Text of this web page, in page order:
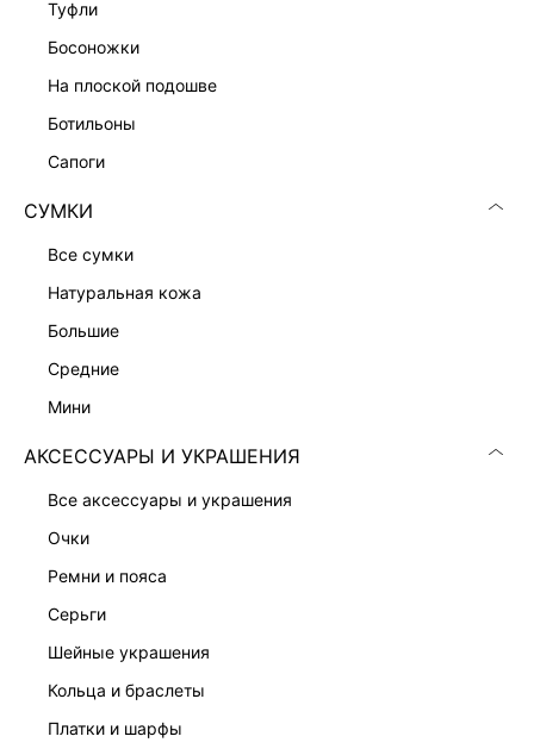
туфли
босоножки
на плоской подошве
ботильоны
сапоги
СУМКИ
все сумки
натуральная кожа
большие
средние
мини
АКСЕССУАРЫ И УКРАШЕНИЯ
все аксессуары и украшения
очки
ремни и пояса
серьги
шейные украшения
кольца и браслеты
платки и шарфы
ТРИКОТАЖНЫЙ ТОП С КРУЖЕВОМ
ЭКСКЛЮЗИВНО ОНЛАЙН
ПЛАТЬЕ МИНИ С КРУЖЕВОМ ПЛАТЬЕ ИЗ 100% ВИСКОЗЫ
ЭКСКЛЮЗИВНО ОНЛАЙН